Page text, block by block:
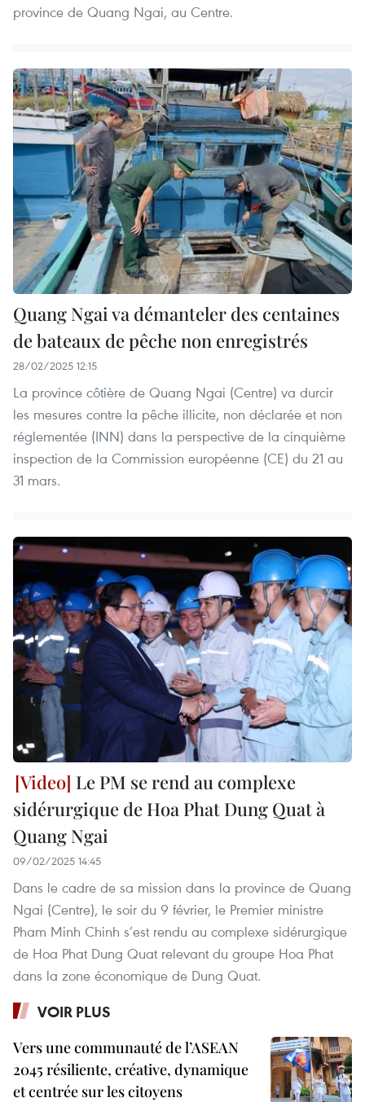
province de Quang Ngai, au Centre.
Quang Ngai va démanteler des centaines
de bateaux de pêche non enregistrés
28/02/2025 12:15
La province côtière de Quang Ngai (Centre) va durcir
les mesures contre la pêche illicite, non déclarée et non
réglementée (INN) dans la perspective de la cinquième
inspection de la Commission européenne (CE) du 21 au
31 mars.
Le PM se rend au complexe
sidérurgique de Hoa Phat Dung Quat à
Quang Ngai
09/02/2025 14:45
Dans le cadre de sa mission dans la province de Quang
Ngai (Centre), le soir du 9 février, le Premier ministre
Pham Minh Chinh s’est rendu au complexe sidérurgique
de Hoa Phat Dung Quat relevant du groupe Hoa Phat
dans la zone économique de Dung Quat.
VOIR PLUS
Vers une communauté de l’ASEAN
2045 résiliente, créative, dynamique
et centrée sur les citoyens